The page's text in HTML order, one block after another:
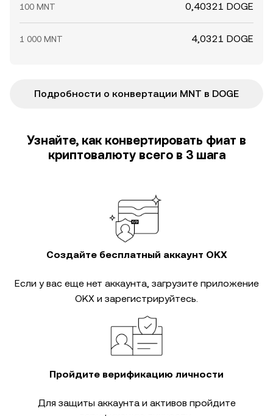
100 MNT 0,40321 DOGE
1 000 MNT 4,0321 DOGE
Подробности о конвертации MNT в DOGE
Узнайте, как конвертировать фиат в
криптовалюту всего в 3 шага
Создайте бесплатный аккаунт OKX
Если у вас еще нет аккаунта, загрузите приложение
OKX и зарегистрируйтесь.
Пройдите верификацию личности
Для защиты аккаунта и активов пройдите